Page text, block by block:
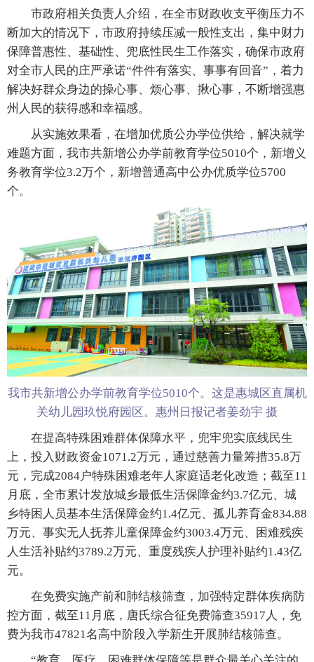
市政府相关负责人介绍，在全市财政收支平衡压力不
断加大的情况下，市政府持续压减一般性支出，集中财力
保障普惠性、基础性、兜底性民生工作落实，确保市政府
对全市人民的庄严承诺“件件有落实、事事有回音”，着力
解决好群众身边的操心事、烦心事、揪心事，不断增强惠
州人民的获得感和幸福感。
从实施效果看，在增加优质公办学位供给，解决就学
难题方面，我市共新增公办学前教育学位5010个，新增义
务教育学位3.2万个，新增普通高中公办优质学位5700
个。
我市共新增公办学前教育学位5010个。这是惠城区直属机
关幼儿园玖悦府园区。惠州日报记者姜劲宇 摄
在提高特殊困难群体保障水平，兜牢兜实底线民生
上，投入财政资金1071.2万元，通过慈善力量筹措35.8万
元，完成2084户特殊困难老年人家庭适老化改造；截至11
月底，全市累计发放城乡最低生活保障金约3.7亿元、城
乡特困人员基本生活保障金约1.4亿元、孤儿养育金834.88
万元、事实无人抚养儿童保障金约3003.4万元、困难残疾
人生活补贴约3789.2万元、重度残疾人护理补贴约1.43亿
元。
在免费实施产前和肺结核筛查，加强特定群体疾病防
控方面，截至11月底，唐氏综合征免费筛查35917人，免
费为我市47821名高中阶段入学新生开展肺结核筛查。